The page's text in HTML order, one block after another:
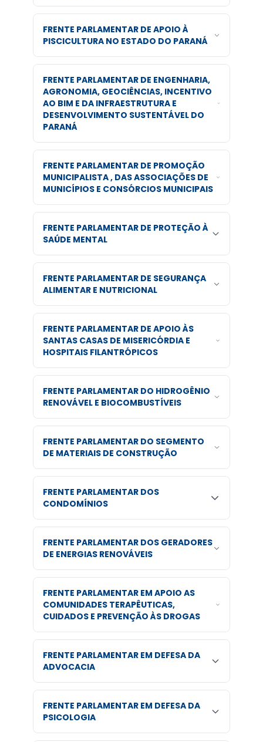
FRENTE PARLAMENTAR DE APOIO À
PISCICULTURA NO ESTADO DO PARANÁ
FRENTE PARLAMENTAR DE ENGENHARIA,
AGRONOMIA, GEOCIÊNCIAS, INCENTIVO
AO BIM E DA INFRAESTRUTURA E
DESENVOLVIMENTO SUSTENTÁVEL DO
PARANÁ
FRENTE PARLAMENTAR DE PROMOÇÃO
MUNICIPALISTA , DAS ASSOCIAÇÕES DE
MUNICÍPIOS E CONSÓRCIOS MUNICIPAIS
FRENTE PARLAMENTAR DE PROTEÇÃO À
SAÚDE MENTAL
FRENTE PARLAMENTAR DE SEGURANÇA
ALIMENTAR E NUTRICIONAL
FRENTE PARLAMENTAR DE APOIO ÀS
SANTAS CASAS DE MISERICÓRDIA E
HOSPITAIS FILANTRÓPICOS
FRENTE PARLAMENTAR DO HIDROGÊNIO
RENOVÁVEL E BIOCOMBUSTÍVEIS
FRENTE PARLAMENTAR DO SEGMENTO
DE MATERIAIS DE CONSTRUÇÃO
FRENTE PARLAMENTAR DOS
CONDOMÍNIOS
FRENTE PARLAMENTAR DOS GERADORES
DE ENERGIAS RENOVÁVEIS
FRENTE PARLAMENTAR EM APOIO AS
COMUNIDADES TERAPÊUTICAS,
CUIDADOS E PREVENÇÃO ÀS DROGAS
FRENTE PARLAMENTAR EM DEFESA DA
ADVOCACIA
FRENTE PARLAMENTAR EM DEFESA DA
PSICOLOGIA